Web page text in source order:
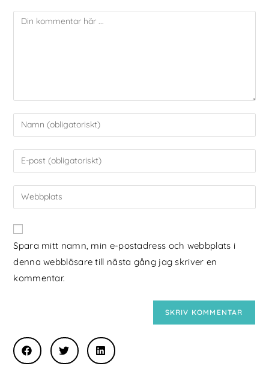
Spara mitt namn, min e-postadress och webbplats i
denna webbläsare till nästa gång jag skriver en
kommentar.